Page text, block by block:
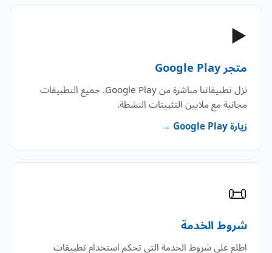
▶️
متجر Google Play
نزل تطبيقاتنا مباشرة من Google Play. جميع التطبيقات
مجانية مع ملايين التثبيتات النشطة.
زيارة Google Play →
📜
شروط الخدمة
اطلع على شروط الخدمة التي تحكم استخدام تطبيقات